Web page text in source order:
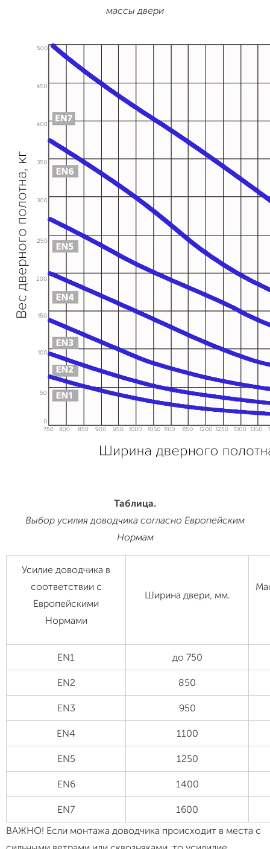
массы двери
Таблица.
Выбор усилия доводчика согласно Европейским
Нормам
Усилие доводчика в
соответствии с
Европейскими
Нормами
Ширина двери, мм.
EN1 до 750
EN2 850
EN3 950
EN4 1100
EN5 1250
EN6 1400
EN7
1600
ВАЖНО! Если монтажа доводчика происходит в места с